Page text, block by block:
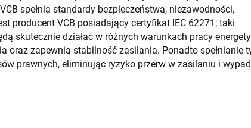
spełnia standardy bezpieczeństwa, niezawodności,
producent VCB posiadający certyfikat IEC 62271; taki
skutecznie działać w różnych warunkach pracy
oraz zapewnią stabilność zasilania. Ponadto spełnianie
prawnych, eliminując ryzyko przerw w zasilaniu i